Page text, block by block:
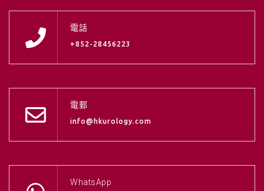
電話
+852-28456223
電郵
info@hkurology.com
WhatsApp